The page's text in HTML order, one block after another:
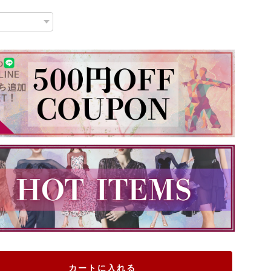
カートに入れる